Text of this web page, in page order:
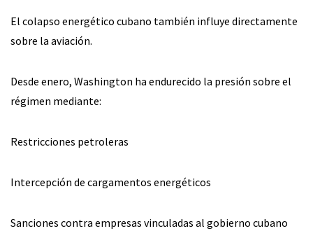
El colapso energético cubano también influye directamente
sobre la aviación.
Desde enero, Washington ha endurecido la presión sobre el
régimen mediante:
Restricciones petroleras
Intercepción de cargamentos energéticos
Sanciones contra empresas vinculadas al gobierno cubano